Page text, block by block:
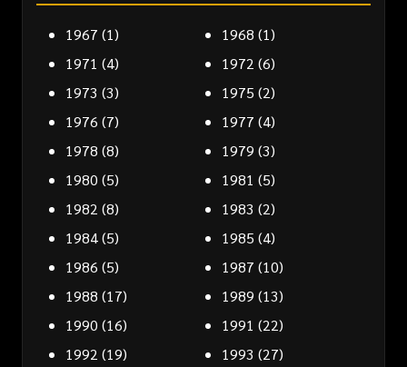
1967 (1) 1968 (1)
1971 (4) 1972 (6)
1973 (3) 1975 (2)
1976 (7) 1977 (4)
1978 (8) 1979 (3)
1980 (5) 1981 (5)
1982 (8) 1983 (2)
1984(5) 1985 (4)
1986 (5) 1987 (10)
1988 (17) 1989 (13)
1990 (16) 1991 (22)
1992 (19) 1993 (27)